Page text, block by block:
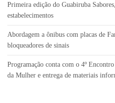
Primeira edição do Guabiruba
estabelecimentos
Abordagem a ônibus com placas de
bloqueadores de sinais
Programação conta com o 4º
da Mulher e entrega de materiais